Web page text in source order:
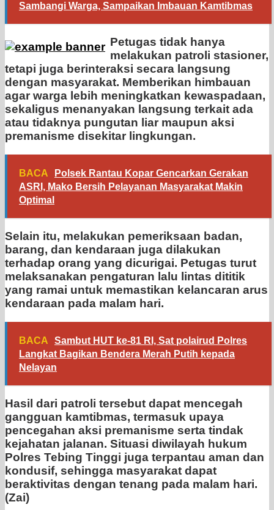
Sambangi Warga, Sampaikan Imbauan Kamtibmas
Petugas tidak hanya
melakukan patroli stasioner,
tetapi juga berinteraksi secara langsung
dengan masyarakat. Memberikan himbauan
agar warga lebih meningkatkan kewaspadaan,
sekaligus menanyakan langsung terkait ada
atau tidaknya pungutan liar maupun aksi
premanisme disekitar lingkungan.
BACA
Polsek Rantau Kopar Gencarkan Gerakan
ASRI, Mako Bersih Pelayanan Masyarakat Makin
Optimal
Selain itu, melakukan pemeriksaan badan,
barang, dan kendaraan juga dilakukan
terhadap orang yang dicurigai. Petugas turut
melaksanakan pengaturan lalu lintas dititik
yang ramai untuk memastikan kelancaran arus
kendaraan pada malam hari.
BACA
Sambut HUT ke-81 RI, Sat polairud Polres
Langkat Bagikan Bendera Merah Putih kepada
Nelayan
Hasil dari patroli tersebut dapat mencegah
gangguan kamtibmas, termasuk upaya
pencegahan aksi premanisme serta tindak
kejahatan jalanan. Situasi diwilayah hukum
Polres Tebing Tinggi juga terpantau aman dan
kondusif, sehingga masyarakat dapat
beraktivitas dengan tenang pada malam hari.
(Zai)